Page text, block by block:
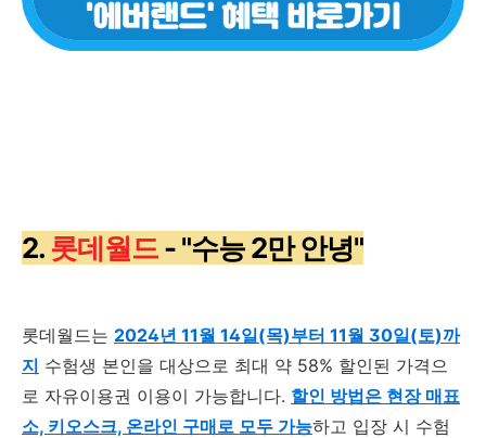
2. 롯데월드- "수능 2만 안녕"
롯데월드는 2024년 11월 14일(목)부터 11월 30일(토)까
지 수험생 본인을 대상으로 최대 약 58% 할인된 가격으
로 자유이용권 이용이 가능합니다. 할인 방법은 현장 매표
소, 키오스크, 온라인 구매로 모두 가능하고 입장 시 수험